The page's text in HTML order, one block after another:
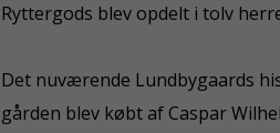
Ryttergods blev opdelt i tolv
Det nuværende Lundbygaards
gården blev købt af Caspar